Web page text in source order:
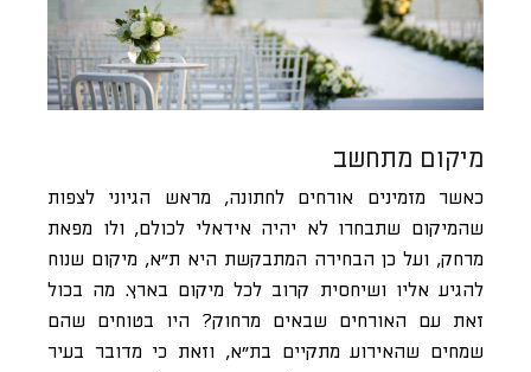
מיקום מתחשב
כאשר מזמינים אורחים לחתונה, מראש הגיוני לצפות
שהמיקום שתבחרו לא יהיה אידאלי לכולם, ולו מפאת
מרחק, ועל כן הבחירה המתבקשת היא ת”א, מיקום שנוח
להגיע אליו ושיחסית קרוב לכל מיקום בארץ. מה בכול
זאת עם האורחים שבאים מרחוק? היו בטוחים שהם
שמחים שהאירוע מתקיים בת”א, וזאת כי מדובר בעיר